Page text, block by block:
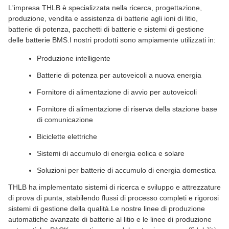
L'impresa THLB è specializzata nella ricerca, progettazione,
produzione, vendita e assistenza di batterie agli ioni di litio,
batterie di potenza, pacchetti di batterie e sistemi di gestione
delle batterie BMS.I nostri prodotti sono ampiamente utilizzati in:
Produzione intelligente
Batterie di potenza per autoveicoli a nuova energia
Fornitore di alimentazione di avvio per autoveicoli
Fornitore di alimentazione di riserva della stazione base
di comunicazione
Biciclette elettriche
Sistemi di accumulo di energia eolica e solare
Soluzioni per batterie di accumulo di energia domestica
THLB ha implementato sistemi di ricerca e sviluppo e attrezzature
di prova di punta, stabilendo flussi di processo completi e rigorosi
sistemi di gestione della qualità.Le nostre linee di produzione
automatiche avanzate di batterie al litio e le linee di produzione